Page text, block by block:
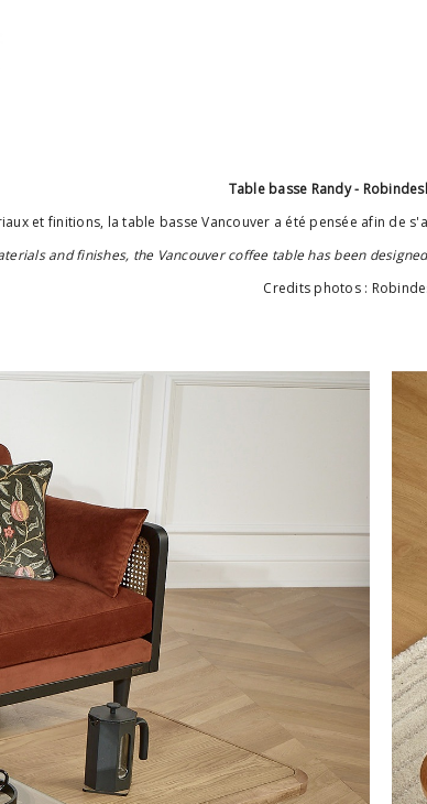
Table basse Randy -
et finitions, la table basse Vancouver a été pensée afin
and finishes, the Vancouver coffee table has been
Credits photos :